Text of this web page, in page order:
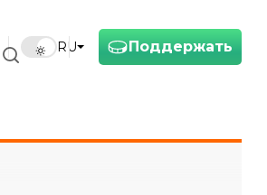
Поддержать
RU